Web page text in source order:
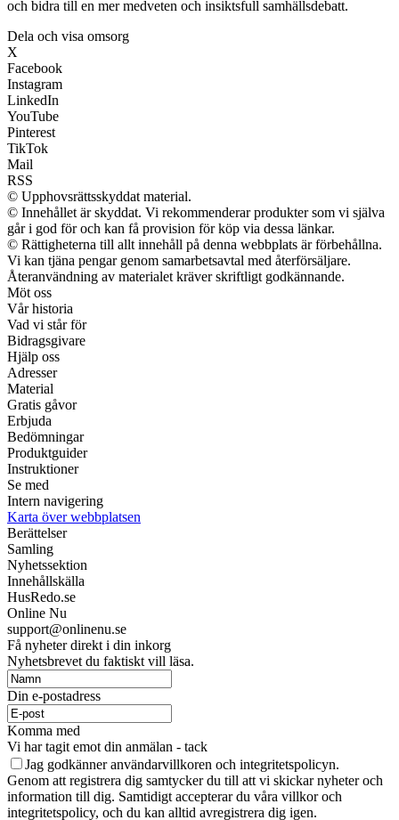
och bidra till en mer medveten och insiktsfull samhällsdebatt.
Dela och visa omsorg
X
Facebook
Instagram
LinkedIn
YouTube
Pinterest
TikTok
Mail
RSS
© Upphovsrättsskyddat material.
© Innehållet är skyddat. Vi rekommenderar produkter som vi själva
går i god för och kan få provision för köp via dessa länkar.
© Rättigheterna till allt innehåll på denna webbplats är förbehållna.
Vi kan tjäna pengar genom samarbetsavtal med återförsäljare.
Återanvändning av materialet kräver skriftligt godkännande.
Möt oss
Vår historia
Vad vi står för
Bidragsgivare
Hjälp oss
Adresser
Material
Gratis gåvor
Erbjuda
Bedömningar
Produktguider
Instruktioner
Se med
Intern navigering
Karta över webbplatsen
Berättelser
Samling
Nyhetssektion
Innehållskälla
HusRedo.se
Online Nu
support@onlinenu.se
Få nyheter direkt i din inkorg
Nyhetsbrevet du faktiskt vill läsa.
Din e-postadress
Komma med
Vi har tagit emot din anmälan - tack
Jag godkänner användarvillkoren och integritetspolicyn.
Genom att registrera dig samtycker du till att vi skickar nyheter och
information till dig. Samtidigt accepterar du våra villkor och
integritetspolicy, och du kan alltid avregistrera dig igen.